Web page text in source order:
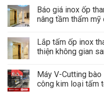
Báo giá inox ốp
nâng tầm thẩm mỹ
Lắp tấm ốp inox
thiện không gian
Máy V-Cutting
công kim loại tấm